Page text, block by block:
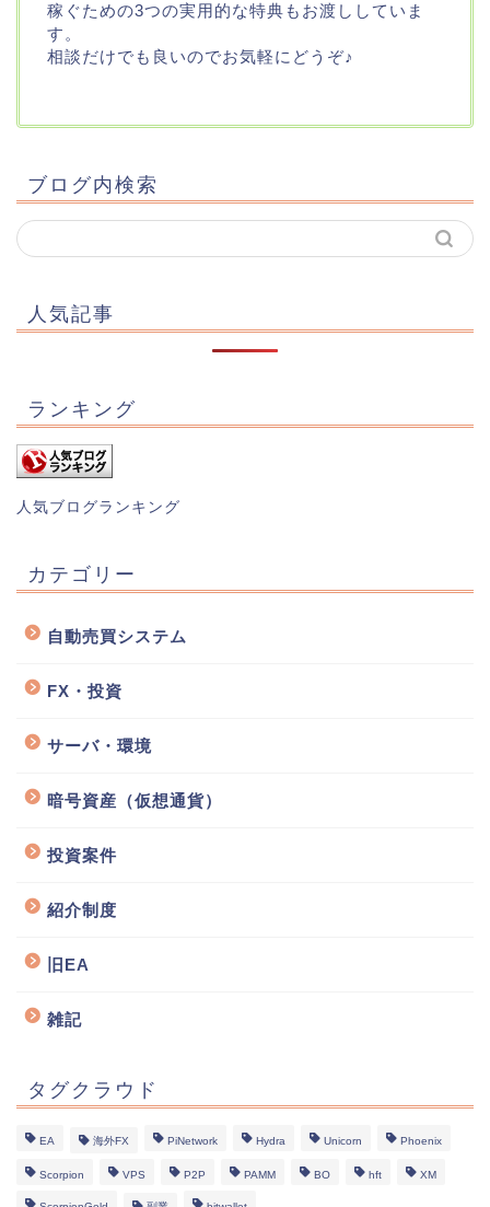
稼ぐための3つの実用的な特典もお渡ししていま
す。
相談だけでも良いのでお気軽にどうぞ♪
ブログ内検索
人気記事
ランキング
人気ブログランキング
カテゴリー
自動売買システム
FX・投資
サーバ・環境
暗号資産（仮想通貨）
投資案件
紹介制度
旧EA
雑記
タグクラウド
EA 海外FX PiNetwork Hydra Unicorn Phoenix
Scorpion VPS P2P PAMM BO hft XM